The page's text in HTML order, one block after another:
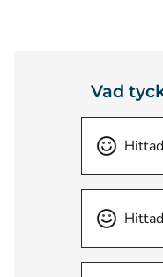
Vad